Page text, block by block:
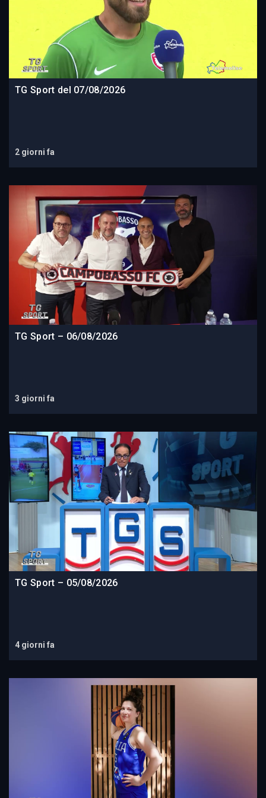
TG Sport del 07/08/2026
2 giorni fa
TG Sport – 06/08/2026
3 giorni fa
TG Sport – 05/08/2026
4 giorni fa